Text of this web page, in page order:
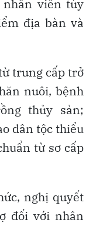
viên tùy
địa bàn và
trung cấp trở
nuôi, bệnh
thủy sản;
dân tộc thiểu
từ sơ cấp
nghị quyết
đối với nhân